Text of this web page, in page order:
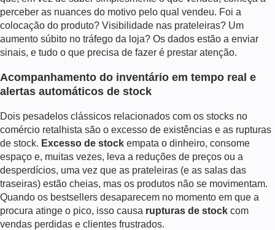
perceber as nuances do motivo pelo qual vendeu. Foi a
colocação do produto? Visibilidade nas prateleiras? Um
aumento súbito no tráfego da loja? Os dados estão a enviar
sinais, e tudo o que precisa de fazer é prestar atenção.
Acompanhamento do inventário em tempo real e
alertas automáticos de stock
Dois pesadelos clássicos relacionados com os stocks no
comércio retalhista são o excesso de existências e as rupturas
de stock. Excesso de stock empata o dinheiro, consome
espaço e, muitas vezes, leva a reduções de preços ou a
desperdícios, uma vez que as prateleiras (e as salas das
traseiras) estão cheias, mas os produtos não se movimentam.
Quando os bestsellers desaparecem no momento em que a
procura atinge o pico, isso causa rupturas de stock com
vendas perdidas e clientes frustrados.